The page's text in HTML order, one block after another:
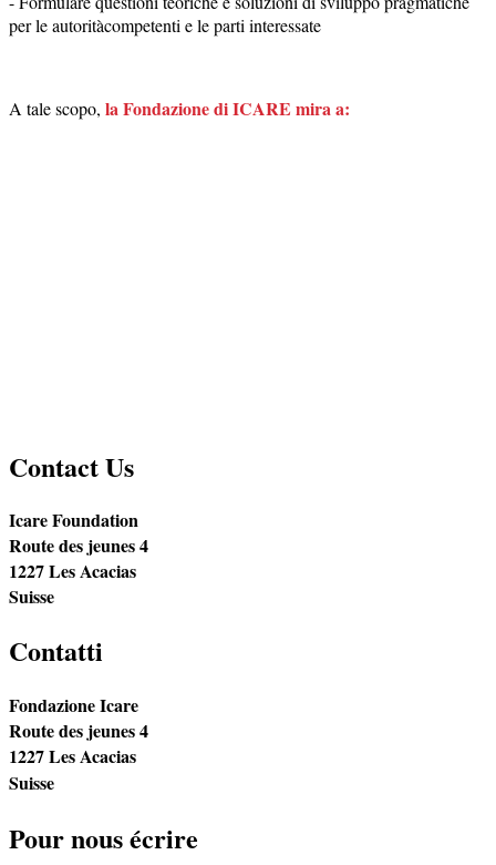
per le autoritàcompetenti e le parti interessate
A tale scopo, la Fondazione di ICARE mira a:
Contact Us
Icare Foundation
Route des jeunes 4
1227 Les Acacias
Suisse
Contatti
Fondazione Icare
Route des jeunes 4
1227 Les Acacias
Suisse
Pour nous écrire